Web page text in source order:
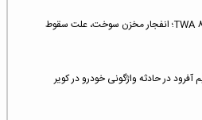
سی‌امین سالگرد سانحه پرواز TWA 800؛ انفجار مخزن سوخت، علت سقوط
در حادثه واژگونی خودرو در کویر